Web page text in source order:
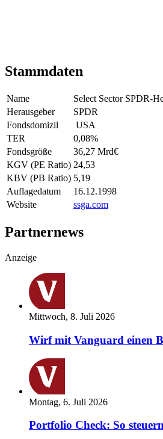
Stammdaten
Name
Select Sector SPDR-
Herausgeber
SPDR
Fondsdomizil
USA
TER
0,08%
Fondsgröße
36,27 Mrd€
KGV (PE Ratio) 24,53
KBV (PB Ratio) 5,19
Auflagedatum
16.12.1998
Website
ssga.com
Partnernews
Anzeige
Mittwoch, 8. Juli 2026
Wirf mit Vanguard einen
Montag, 6. Juli 2026
Portfolio Check: So